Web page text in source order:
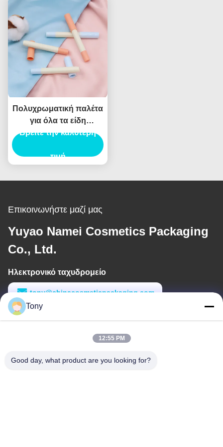
συσκευασία
Πολυχρωματική παλέτα
για όλα τα είδη
δέρματος
Βρείτε την καλύτερη
τιμή
Επικοινωνήστε μαζί μας
Yuyao Namei Cosmetics Packaging
Co., Ltd.
Ηλεκτρονικό ταχυδρομείο
tony@chinacosmeticpackaging.com
Εργασιακό χρόνο
Tony
12:55 PM
Good day, what product are you looking for?